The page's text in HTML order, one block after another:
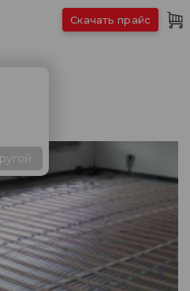
Скачать прайс